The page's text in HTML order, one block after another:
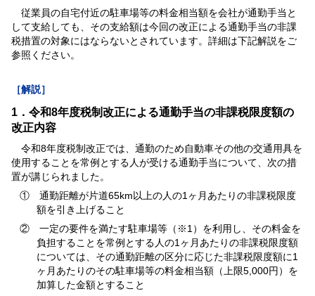
従業員の自宅付近の駐車場等の料金相当額を会社が通勤手当と
して支給しても、その支給額は今回の改正による通勤手当の非課
税措置の対象にはならないとされています。詳細は下記解説をご
参照ください。
［解説］
1．令和8年度税制改正による通勤手当の非課税限度額の
改正内容
令和8年度税制改正では、通勤のため自動車その他の交通用具を
使用することを常例とする人が受ける通勤手当について、次の措
置が講じられました。
① 通勤距離が片道65km以上の人の1ヶ月あたりの非課税限度
額を引き上げること
② 一定の要件を満たす駐車場等（※1）を利用し、その料金を
負担することを常例とする人の1ヶ月あたりの非課税限度額
については、その通勤距離の区分に応じた非課税限度額に1
ヶ月あたりのその駐車場等の料金相当額（上限5,000円）を
加算した金額とすること